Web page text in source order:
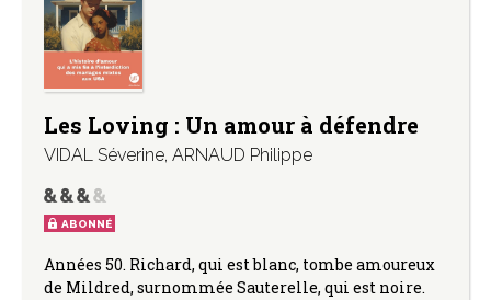
Les Loving : Un amour à défendre
VIDAL Séverine, ARNAUD Philippe
ABONNÉ
Années 50. Richard, qui est blanc, tombe amoureux
de Mildred, surnommée Sauterelle, qui est noire.